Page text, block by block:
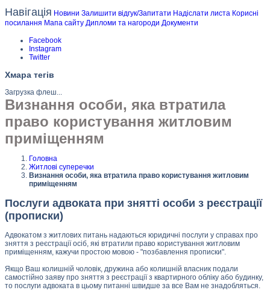
Навігація Новини Залишити відгук/Запитати Надіслати листа Корисні
посилання Мапа сайту Дипломи та нагороди Документи
Facebook
Instagram
Twitter
Хмара тегів
Загрузка флеш...
Визнання особи, яка втратила
право користування житловим
приміщенням
Головна
Житлові суперечки
Визнання особи, яка втратила право користування житловим
приміщенням
Послуги адвоката при знятті особи з реєстрації
(прописки)
Адвокатом з житлових питань надаються юридичні послуги у справах про
зняття з реєстрації осіб, які втратили право користування житловим
приміщенням, кажучи простою мовою - "позбавлення прописки".
Якщо Ваш колишній чоловік, дружина або колишній власник подали
самостійно заяву про зняття з реєстрації з квартирного обліку або будинку,
то послуги адвоката в цьому питанні швидше за все Вам не знадобляться.